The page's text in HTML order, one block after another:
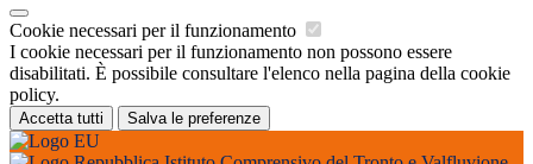
Cookie necessari per il funzionamento
I cookie necessari per il funzionamento non possono essere
disabilitati. È possibile consultare l'elenco nella pagina della cookie
policy.
Accetta tutti Salva le preferenze